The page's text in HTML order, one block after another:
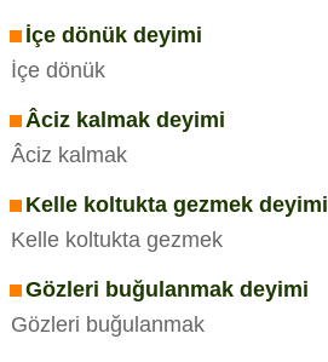
İçe dönük deyimi
İçe dönük
Âciz kalmak deyimi
Âciz kalmak
Kelle koltukta gezmek deyimi
Kelle koltukta gezmek
Gözleri buğulanmak deyimi
Gözleri buğulanmak